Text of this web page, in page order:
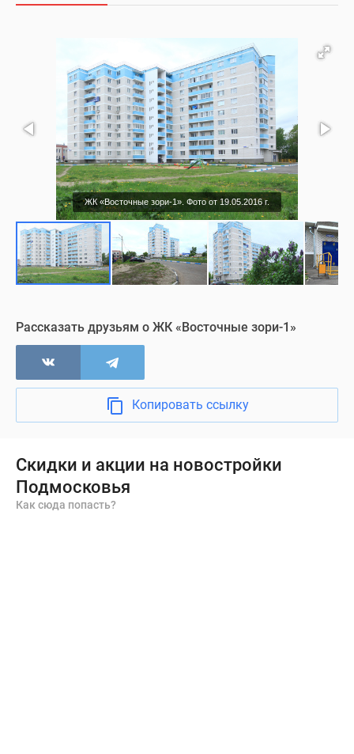
ЖК «Восточные зори-1». Фото от 19.05.2016 г.
Рассказать друзьям о ЖК «Восточные зори-1»
Копировать ссылку
Скидки и акции на новостройки
Подмосковья
Как сюда попасть?